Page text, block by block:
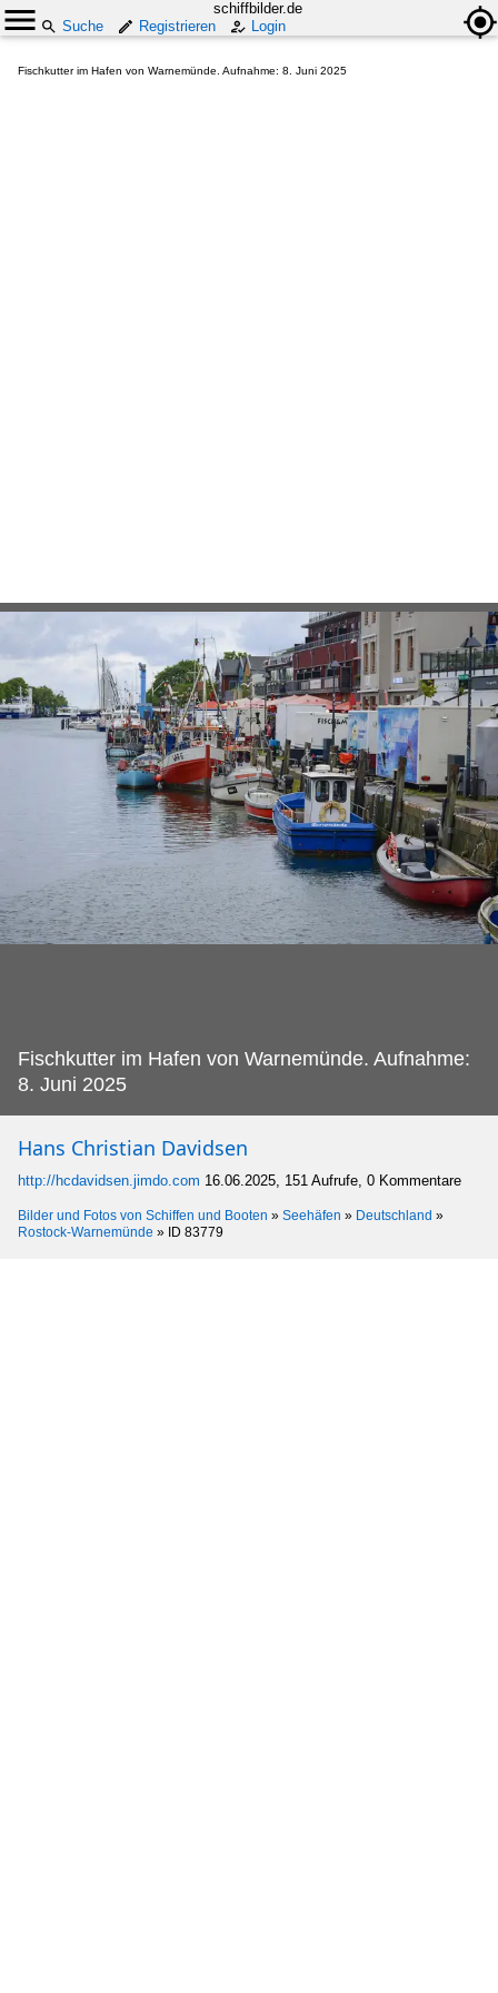
schiffbilder.de
Suche
Registrieren Login
Fischkutter im Hafen von Warnemünde. Aufnahme: 8. Juni 2025
Fischkutter im Hafen von Warnemünde. Aufnahme:
8. Juni 2025
Hans Christian Davidsen
http://hcdavidsen.jimdo.com 16.06.2025, 151 Aufrufe, 0 Kommentare
Bilder und Fotos von Schiffen und Booten » Seehäfen » Deutschland »
Rostock-Warnemünde » ID 83779